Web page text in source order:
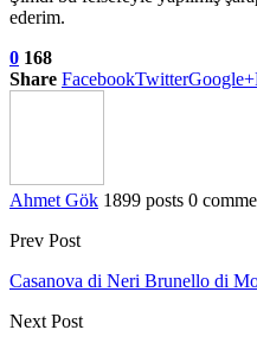
ederim.
0 168
Share FacebookTwitterGoogle+
Ahmet Gök 1899 posts 0
Prev Post
Casanova di Neri Brunello di
Next Post